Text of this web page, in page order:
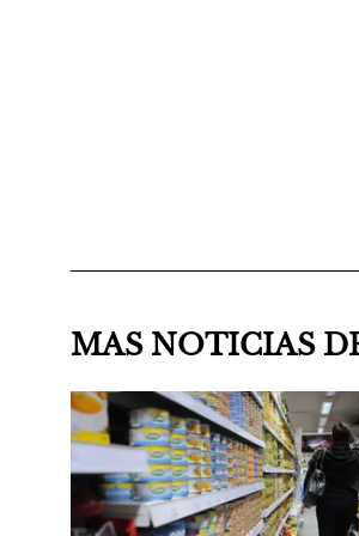
MAS NOTICIAS